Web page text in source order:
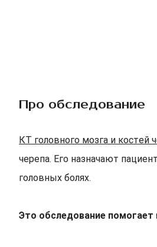
Про обследование
КТ головного мозга и костей
черепа. Его назначают
головных болях.
Это обследование помогает